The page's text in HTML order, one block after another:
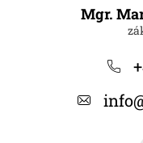
Mgr.
info